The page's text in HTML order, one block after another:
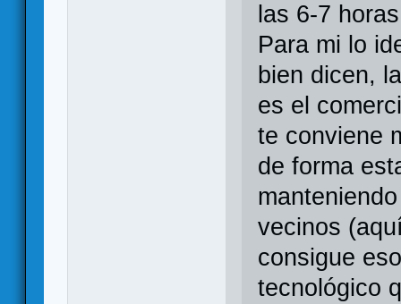
las 6-7
Para mi lo
bien dicen,
es el
te conviene
de forma
vecinos
consigue
tecnológico